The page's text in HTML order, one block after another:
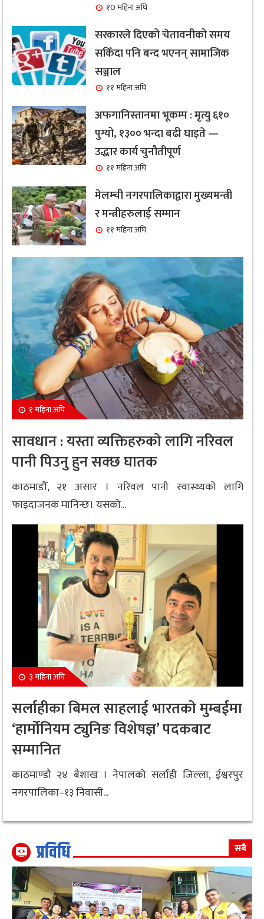
१0 महिना अघि
सरकारले दिएको चेतावनीको समय
सकिँदा पनि बन्द भएनन् सामाजिक
सञ्जाल
११ महिना अघि
अफगानिस्तानमा भूकम्प : मृत्यु ६१०
पुग्यो, १३०० भन्दा बढी घाइते —
उद्धार कार्य चुनौतीपूर्ण
११ महिना अघि
मेलम्ची नगरपालिकाद्वारा मुख्यमन्त्री
र मन्त्रीहरुलाई सम्मान
११ महिना अघि
१ महिना अघि
सावधान : यस्ता व्यक्तिहरुको लागि नरिवल
पानी पिउनु हुन सक्छ घातक
काठमाडौँ, २१ असार । नरिवल पानी स्वास्थ्यको लागि
फाइदाजनक मानिन्छ। यसको...
३ महिना अघि
सर्लाहीका बिमल साहलाई भारतको मुम्बईमा
‘हार्मोनियम ट्युनिङ विशेषज्ञ’ पदकबाट
सम्मानित
काठमाण्डौ २४ बैशाख । नेपालको सर्लाही जिल्ला, ईश्वरपुर
नगरपालिका–१३ निवासी...
प्रविधि सबै